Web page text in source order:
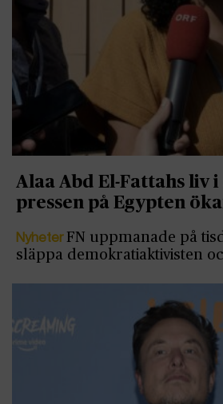
Alaa Abd El-Fattahs liv
pressen på Egypten
Nyheter FN uppmanade på
släppa demokratiaktivisten